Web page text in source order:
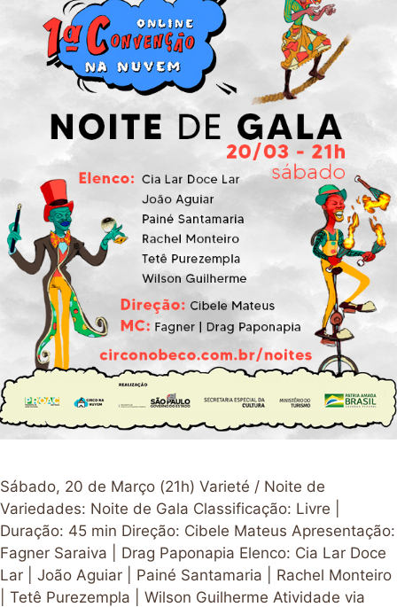
Sábado, 20 de Março (21h) Varieté / Noite de
Variedades: Noite de Gala Classificação: Livre |
Duração: 45 min Direção: Cibele Mateus Apresentação:
Fagner Saraiva | Drag Paponapia Elenco: Cia Lar Doce
Lar | João Aguiar | Painé Santamaria | Rachel Monteiro
| Tetê Purezempla | Wilson Guilherme Atividade via